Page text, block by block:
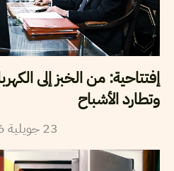
إفتتاحية: من الخبز إلى
وتطارد الأشباح
23 جويلية